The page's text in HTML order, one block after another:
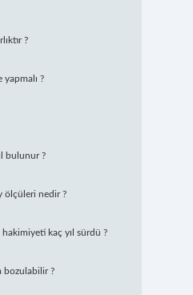
?
yapmalı ?
bulunur ?
ölçüleri nedir ?
hakimiyeti kaç yıl sürdü ?
bozulabilir ?